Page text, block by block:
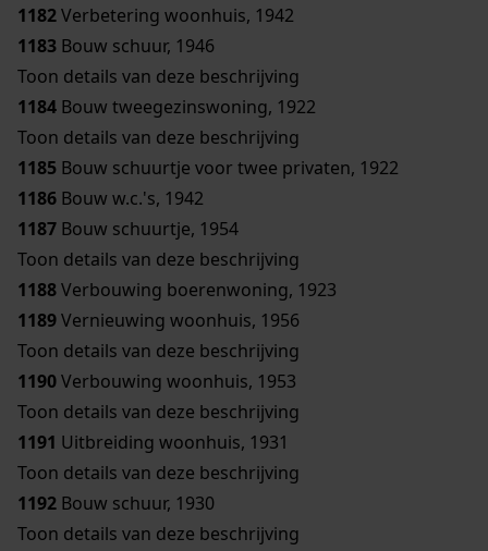
1182Verbetering woonhuis, 1942
1183 Bouw schuur, 1946
Toon details van deze beschrijving
1184 Bouw tweegezinswoning, 1922
Toon details van deze beschrijving
1185 Bouw schuurtje voor twee privaten, 1922
1186 Bouw w.c.'s, 1942
1187 Bouw schuurtje, 1954
Toon details van deze beschrijving
1188Verbouwing boerenwoning, 1923
1189Vernieuwing woonhuis, 1956
Toon details van deze beschrijving
1190Verbouwing woonhuis, 1953
Toon details van deze beschrijving
1191 Uitbreiding woonhuis, 1931
Toon details van deze beschrijving
1192 Bouw schuur, 1930
Toon details van deze beschrijving